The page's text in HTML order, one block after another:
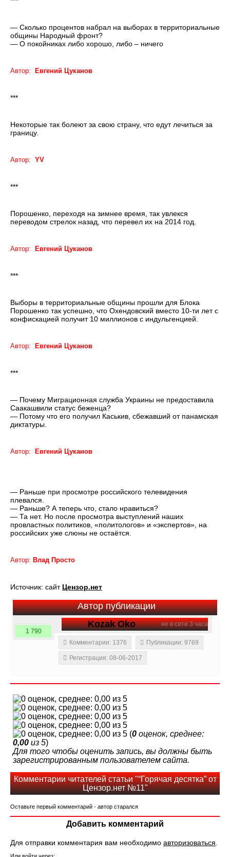
— Сколько процентов набрал на выборах в территориальные
общины Народный фронт?
— О покойниках либо хорошо, либо – ничего
Автор: Евгений Цуканов
***
Некоторые так болеют за свою страну, что едут лечиться за
границу.
Автор: YV
***
Порошенко, переходя на зимнее время, так увлекся
переводом стрелок назад, что перевел их на 2014 год.
Автор: Евгений Цуканов
***
Выборы в территориальные общины прошли для Блока
Порошенко так успешно, что Охендовский вместо 10-ти лет с
конфискацией получит 10 миллионов с индульгенцией.
Автор: Евгений Цуканов
***
— Почему Миграционная служба Украины не предоставила
Саакашвили статус беженца?
— Потому что его получил Каськив, сбежавший от панамская
диктатуры.
Автор: Евгений Цуканов
— Раньше при просмотре российского телевидения
плевался.
— Раньше? А теперь что, стало нравиться?
— Та нет. Но после просмотра выступлений наших
провластных политиков, «политологов» и «экспертов», на
российских уже слюны не остаётся.
Автор: Влад Просто
Источник: сайт Цензор.нет
Автор публикации
не в сети 3 часа
Kozak Oko
1 790
Комментарии: 1376
Публикации: 9769
Регистрация: 08-06-2017
(0 оценок, среднее:
0,00 из 5)
Для того чтобы оценить запись, вы должны быть
зарегистрированным пользователем сайта.
Комментарии читателей статьи "“Горячая десятка” от
Цензор.нет №11"
Оставьте первый комментарий - автор старался
Добавить комментарий
Для отправки комментария вам необходимо авторизоваться.